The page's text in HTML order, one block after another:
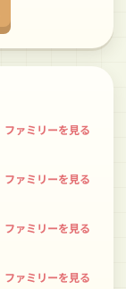
ファミリーを見る
ファミリーを見る
ファミリーを見る
ファミリーを見る